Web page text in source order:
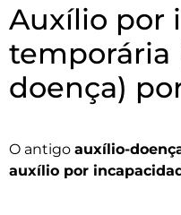
Auxílio por
temporária
doença)
O antigo auxílio-
auxílio por